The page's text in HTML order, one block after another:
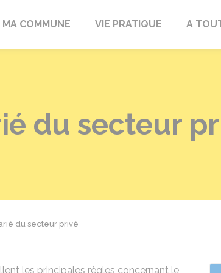
du-Gâtinais
MA COMMUNE VIE PRATIQUE A
du secteur
du secteur privé
les principales règles concernant le